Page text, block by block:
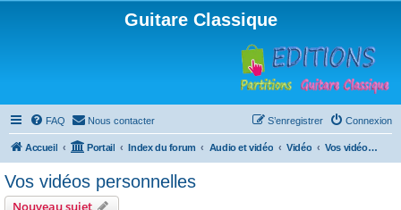
Guitare Classique
FAQ Nous contacter Connexion
S’enregistrer
Accueil Portail Index du forum Audio et vidéo Vidéo Vos vidéos personnelles
Vos vidéos personnelles
Nouveau sujet